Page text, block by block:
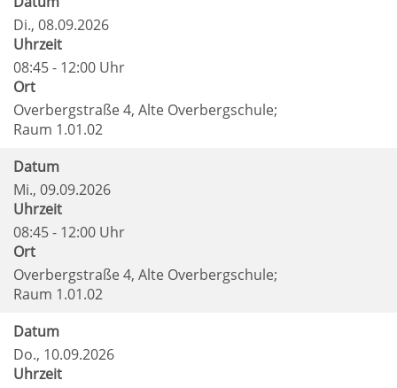
Di., 08.09.2026
Uhrzeit
08:45 - 12:00 Uhr
Ort
Overbergstraße 4, Alte Overbergschule;
Raum 1.01.02
Datum
Mi., 09.09.2026
Uhrzeit
08:45 - 12:00 Uhr
Ort
Overbergstraße 4, Alte Overbergschule;
Raum 1.01.02
Datum
Do., 10.09.2026
Uhrzeit